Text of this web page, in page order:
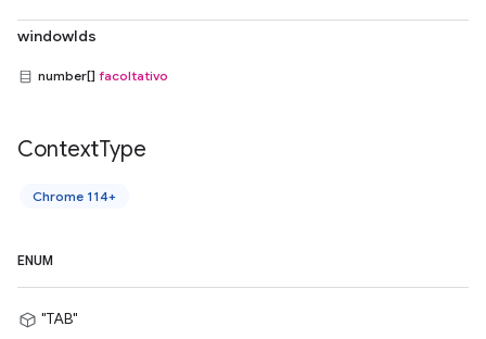
windowIds
number[] facoltativo
ContextType
Chrome 114+
ENUM
"TAB"